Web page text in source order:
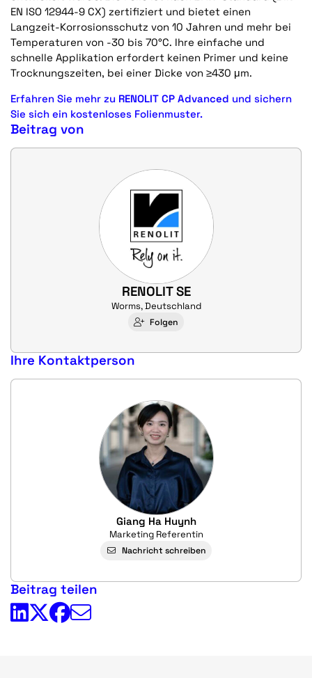
EN ISO 12944-9 CX) zertifiziert und bietet einen
Langzeit-Korrosionsschutz von 10 Jahren und mehr bei
Temperaturen von -30 bis 70°C. Ihre einfache und
schnelle Applikation erfordert keinen Primer und keine
Trocknungszeiten, bei einer Dicke von ≥430 μm.
Erfahren Sie mehr zu RENOLIT CP Advanced und sichern
Sie sich ein kostenloses Folienmuster.
Beitrag von
RENOLIT SE
Worms, Deutschland
Folgen
Ihre Kontaktperson
Giang Ha Huynh
Marketing Referentin
Nachricht schreiben
Beitrag teilen